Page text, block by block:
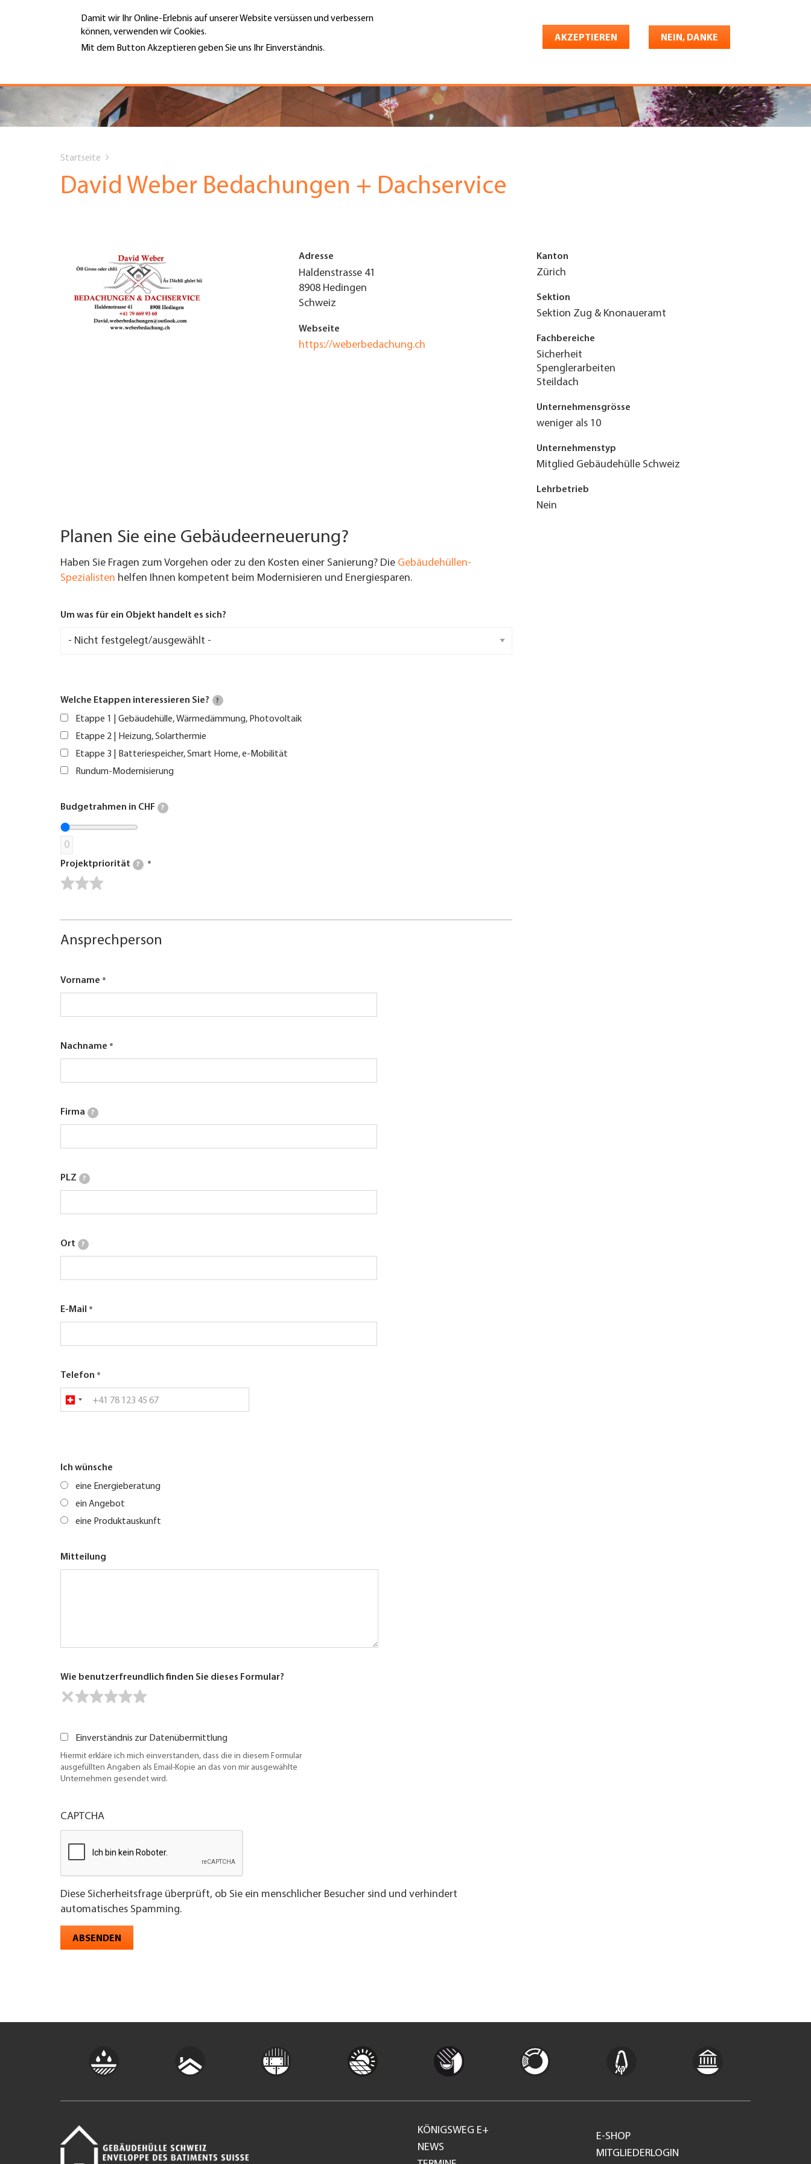
Damit wir Ihr Online-Erlebnis auf unserer Website versüssen und verbessern
können, verwenden wir Cookies.
Mit dem Button Akzeptieren geben Sie uns Ihr Einverständnis.
AKZEPTIEREN NEIN, DANKE
Hauptnavigation
PORTRÄT
DIENSTLEISTUNGEN
MENÜ
Top
Menu
Jobs & Karriere Shop Konto Deutsch
are
Startseite
David Weber Bedachungen + Dachservice
Adresse
Haldenstrasse 41
8908 Hedingen
Schweiz
Webseite
https://weberbedachung.ch
Kanton
Zürich
Sektion
Sektion Zug & Knonaueramt
Fachbereiche
Sicherheit
Spenglerarbeiten
Steildach
Unternehmensgrösse
weniger als 10
Unternehmenstyp
Mitglied Gebäudehülle Schweiz
Lehrbetrieb
Nein
Planen Sie eine Gebäudeerneuerung?
Haben Sie Fragen zum Vorgehen oder zu den Kosten einer Sanierung? Die Gebäudehüllen-
Spezialisten helfen Ihnen kompetent beim Modernisieren und Energiesparen.
Um was für ein Objekt handelt es sich?
Welche Etappen interessieren Sie? ?
Etappe 1 | Gebäudehülle, Wärmedämmung, Photovoltaik
Etappe 2 | Heizung, Solarthermie
Etappe 3 | Batteriespeicher, Smart Home, e-Mobilität
Rundum-Modernisierung
Budgetrahmen in CHF ?
0
Projektpriorität ?
Ansprechperson
Vorname
Nachname
Firma ?
PLZ ?
Ort ?
E-Mail
Telefon
Ich wünsche
eine Energieberatung
ein Angebot
eine Produktauskunft
Mitteilung
Wie benutzerfreundlich finden Sie dieses Formular?
Einverständnis zur Datenübermittlung
Hiermit erkläre ich mich einverstanden, dass die in diesem Formular
ausgefüllten Angaben als Email-Kopie an das von mir ausgewählte
Unternehmen gesendet wird.
CAPTCHA
Diese Sicherheitsfrage überprüft, ob Sie ein menschlicher Besucher sind und verhindert
automatisches Spamming.
ABSENDEN
Footer
KÖNIGSWEG E+
NEWS
E-SHOP
MITGLIEDERLOGIN